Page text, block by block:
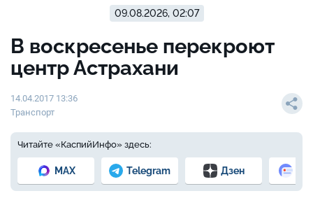
09.08.2026, 02:07
В воскресенье перекроют
центр Астрахани
14.04.2017 13:36
Транспорт
Читайте «КаспийИнфо» здесь:
MAX Telegram Дзен